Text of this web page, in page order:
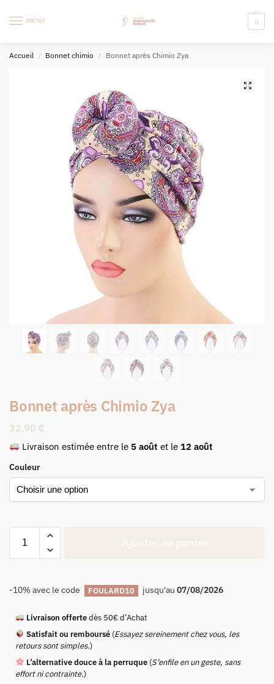
MENU 0
Accueil / Bonnet chimio / Bonnet après Chimio Zya
Bonnet après Chimio Zya
32.90 €
Livraison estimée entre le 5 août et le12 août
Couleur
-10% avec le code FOULARD10 jusqu'au 07/08/2026
Livraison offertedès 50€ d’Achat
Satisfait ou remboursé(Essayez sereinement chez vous, les
retours sont simples.)
L’alternative douce à la perruque(S’enfile en un geste, sans
effort ni contrainte.)